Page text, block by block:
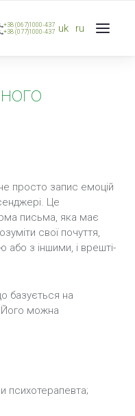
+38 (067)1000-437
+38 (077)1000-437 uk ru
просто запис емоцій
Це
письма, яка має
свої почуття,
або з іншими, і врешті-
базується на
Його можна
психотерапевта;